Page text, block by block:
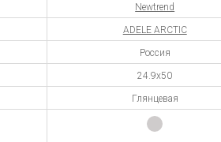
Newtrend
ADELE ARCTIC
Россия
24.9x50
Глянцевая